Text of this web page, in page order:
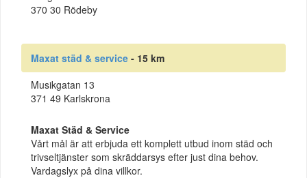
370 30 Rödeby
Maxat städ & service - 15 km
Musikgatan 13
371 49 Karlskrona
Maxat Städ & Service
Vårt mål är att erbjuda ett komplett utbud inom städ och
trivseltjänster som skräddarsys efter just dina behov.
Vardagslyx på dina villkor.